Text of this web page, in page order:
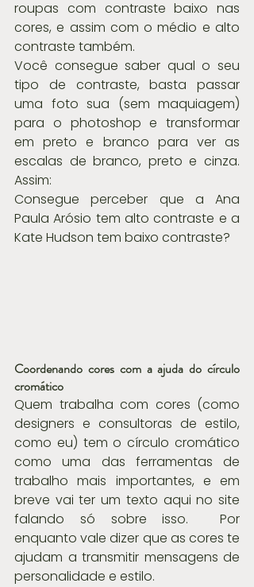
roupas com contraste baixo nas
cores, e assim com o médio e alto
contraste também.
Você consegue saber qual o seu
tipo de contraste, basta passar
uma foto sua (sem maquiagem)
para o photoshop e transformar
em preto e branco para ver as
escalas de branco, preto e cinza.
Assim:
Consegue perceber que a Ana
Paula Arósio tem alto contraste e a
Kate Hudson tem baixo contraste?
Coordenando cores com a ajuda do círculo
cromático
Quem trabalha com cores (como
designers e consultoras de estilo,
como eu) tem o círculo cromático
como uma das ferramentas de
trabalho mais importantes, e em
breve vai ter um texto aqui no site
falando só sobre isso.  Por
enquanto vale dizer que as cores te
ajudam a transmitir mensagens de
personalidade e estilo.